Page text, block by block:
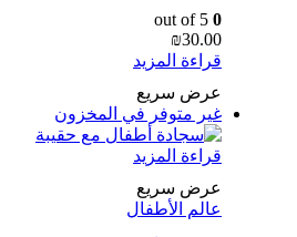
0
₪30.00
قراءة المزيد
عرض سريع
غير متوفر في المخزون
قراءة المزيد
عرض سريع
عالم الأطفال